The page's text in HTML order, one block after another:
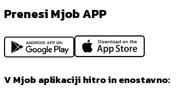
Prenesi Mjob APP
V Mjob aplikaciji hitro in enostavno: